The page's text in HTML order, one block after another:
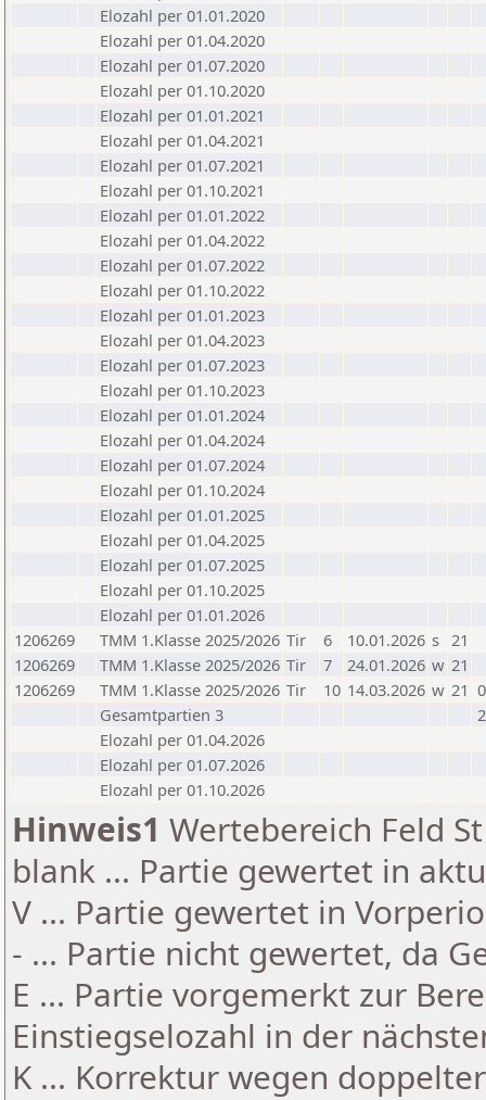
Elozahl per 01.01.2020
Elozahl per 01.04.2020
Elozahl per 01.07.2020
Elozahl per 01.10.2020
Elozahl per 01.01.2021
Elozahl per 01.04.2021
Elozahl per 01.07.2021
Elozahl per 01.10.2021
Elozahl per 01.01.2022
Elozahl per 01.04.2022
Elozahl per 01.07.2022
Elozahl per 01.10.2022
Elozahl per 01.01.2023
Elozahl per 01.04.2023
Elozahl per 01.07.2023
Elozahl per 01.10.2023
Elozahl per 01.01.2024
Elozahl per 01.04.2024
Elozahl per 01.07.2024
Elozahl per 01.10.2024
Elozahl per 01.01.2025
Elozahl per 01.04.2025
Elozahl per 01.07.2025
Elozahl per 01.10.2025
Elozahl per 01.01.2026
1206269
TMM 1.Klasse 2025/2026 Tir 6 10.01.2026 s 21
1206269
TMM 1.Klasse 2025/2026 Tir 7 24.01.2026 w 21
1206269
TMM 1.Klasse 2025/2026 Tir 10 14.03.2026 w 21
Gesamtpartien 3
Elozahl per 01.04.2026
Elozahl per 01.07.2026
Elozahl per 01.10.2026
Hinweis1 Wertebereich Feld
blank ... Partie gewertet in
V ... Partie gewertet in
- ... Partie nicht gewertet, da
E ... Partie vorgemerkt zur
Einstiegselozahl in der
K ... Korrektur wegen